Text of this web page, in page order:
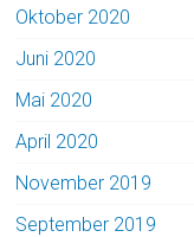
Oktober 2020
Juni 2020
Mai 2020
April 2020
November 2019
September 2019